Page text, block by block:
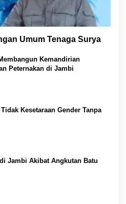
Umum Tenaga Surya
Kemandirian
Peternakan di Jambi
Kesetaraan Gender Tanpa
Jambi Akibat Angkutan Batu